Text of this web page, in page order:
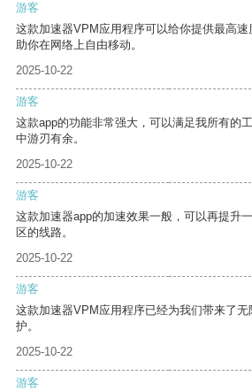
游客
这款加速器VPM应用程序可以给你提供最高
助你在网络上自由移动。
2025-10-22
游客
这款app的功能非常强大，可以满足我所有的
中游刃有余。
2025-10-22
游客
这款加速器app的加速效果一般，可以再提升
区的线路。
2025-10-22
游客
这款加速器VPM应用程序已经为我们带来了
护。
2025-10-22
游客